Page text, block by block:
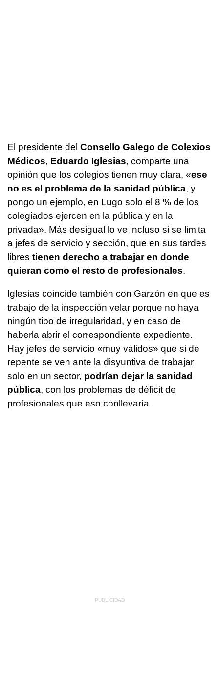
El presidente del Consello Galego de Colexios
Médicos, Eduardo Iglesias, comparte una
opinión que los colegios tienen muy clara, «ese
no es el problema de la sanidad pública, y
pongo un ejemplo, en Lugo solo el 8 % de los
colegiados ejercen en la pública y en la
privada». Más desigual lo ve incluso si se limita
a jefes de servicio y sección, que en sus tardes
libres tienen derecho a trabajar en donde
quieran como el resto de profesionales.
Iglesias coincide también con Garzón en que es
trabajo de la inspección velar porque no haya
ningún tipo de irregularidad, y en caso de
haberla abrir el correspondiente expediente.
Hay jefes de servicio «muy válidos» que si de
repente se ven ante la disyuntiva de trabajar
solo en un sector, podrían dejar la sanidad
pública, con los problemas de déficit de
profesionales que eso conllevaría.